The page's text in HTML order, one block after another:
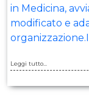
in Medicina,
modificato e
Leggi tutto...